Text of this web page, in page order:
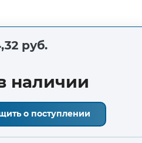
руб.
наличии
о поступлении